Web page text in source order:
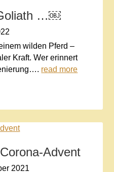
…￼
wilden Pferd –
Kraft. Wer erinnert
read more
Advent
2021